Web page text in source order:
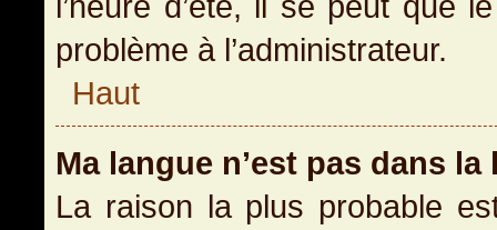
problème à l’administrateur.
Haut
Ma langue n’est pas dans la
La raison la plus probable